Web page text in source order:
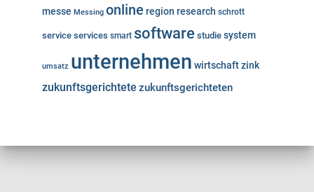
messe Messing online region research schrott
service services smart software studie system
umsatz unternehmen wirtschaftzink
zukunftsgerichtete zukunftsgerichteten